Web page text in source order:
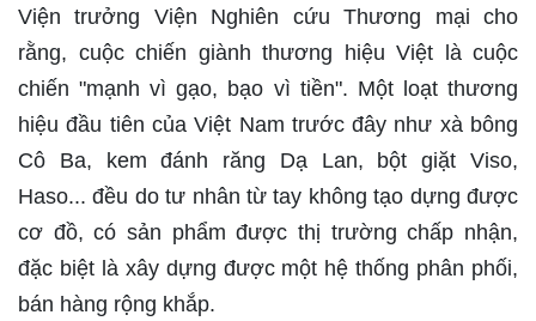
Viện trưởng Viện Nghiên cứu Thương mại cho
rằng, cuộc chiến giành thương hiệu Việt là cuộc
chiến "mạnh vì gạo, bạo vì tiền". Một loạt thương
hiệu đầu tiên của Việt Nam trước đây như xà bông
Cô Ba, kem đánh răng Dạ Lan, bột giặt Viso,
Haso... đều do tư nhân từ tay không tạo dựng được
cơ đồ, có sản phẩm được thị trường chấp nhận,
đặc biệt là xây dựng được một hệ thống phân phối,
bán hàng rộng khắp.